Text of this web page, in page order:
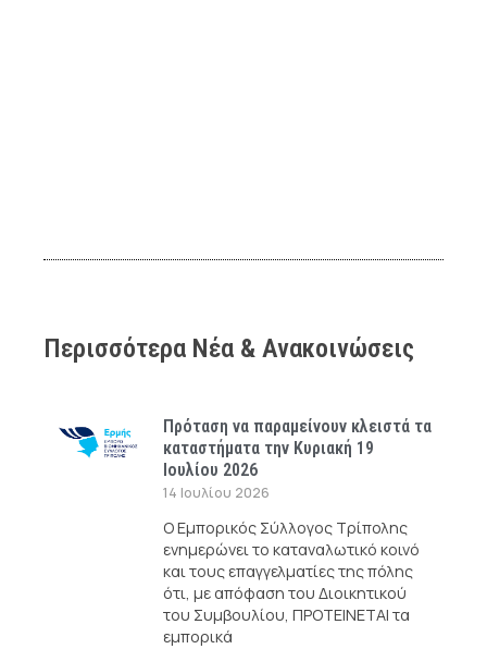
Περισσότερα Νέα & Ανακοινώσεις
Πρόταση να παραμείνουν κλειστά τα
καταστήματα την Κυριακή 19
Ιουλίου 2026
14 Ιουλίου 2026
Ο Εμπορικός Σύλλογος Τρίπολης
ενημερώνει το καταναλωτικό κοινό
και τους επαγγελματίες της πόλης
ότι, με απόφαση του Διοικητικού
του Συμβουλίου, ΠΡΟΤΕΙΝΕΤΑΙ τα
εμπορικά